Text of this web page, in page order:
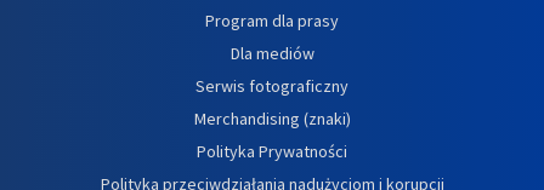
Program dla prasy
Dla mediów
Serwis fotograficzny
Merchandising (znaki)
Polityka Prywatności
Polityka przeciwdziałania nadużyciom i korupcji